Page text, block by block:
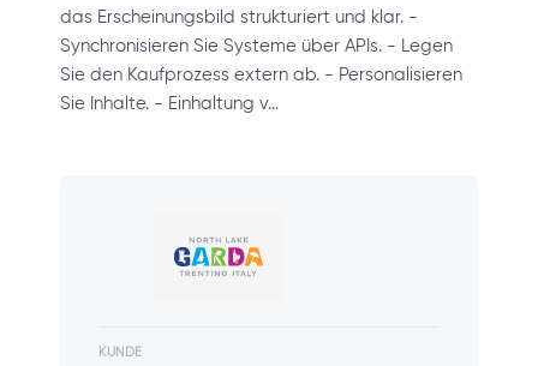
das Erscheinungsbild strukturiert und klar. -
Synchronisieren Sie Systeme über APIs. - Legen
Sie den Kaufprozess extern ab. - Personalisieren
Sie Inhalte. - Einhaltung v…
KUNDE